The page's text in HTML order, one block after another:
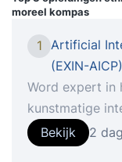
moreel kompas
1
Artificial
(EXIN-AICP)
Word expert in
kunstmatige
hoe je AI-
regelgeving en
Bekijk 2